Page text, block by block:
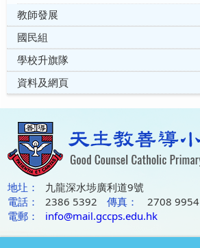
教師發展
國民組
學校升旗隊
資料及網頁
地圵：
九龍深水埗廣利道9號
電話：
2386 5392 傳真：
2708 9954
電郵：
info@mail.gccps.edu.hk